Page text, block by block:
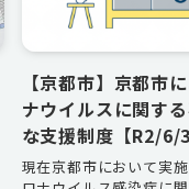
【京都市】京都市
ナウイルスに関す
な支援制度【R2/6/3
現在京都市において実